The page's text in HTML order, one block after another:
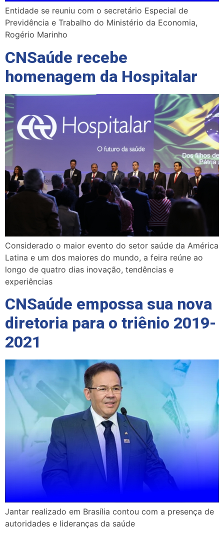
Entidade se reuniu com o secretário Especial de
Previdência e Trabalho do Ministério da Economia,
Rogério Marinho
CNSaúde recebe
homenagem da Hospitalar
Considerado o maior evento do setor saúde da América
Latina e um dos maiores do mundo, a feira reúne ao
longo de quatro dias inovação, tendências e
experiências
CNSaúde empossa sua nova
diretoria para o triênio 2019-
2021
Jantar realizado em Brasília contou com a presença de
autoridades e lideranças da saúde